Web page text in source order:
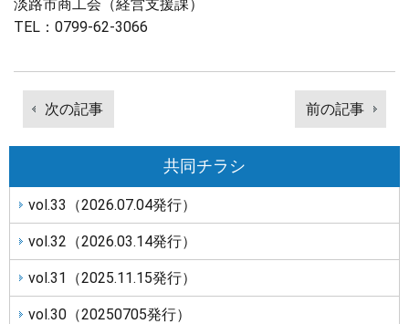
淡路市商工会（経営支援課）
TEL：0799-62-3066
稿
ナ
ゲ
ー
ョ
ン
前の記事
記
次の記事
記
事
共同チラシ
vol.33（2026.07.04発行）
vol.32（2026.03.14発行）
vol.31（2025.11.15発行）
vol.30（20250705発行）